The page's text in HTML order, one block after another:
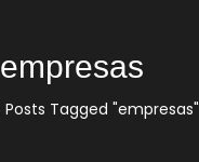
empresas
Posts Tagged "empresas"